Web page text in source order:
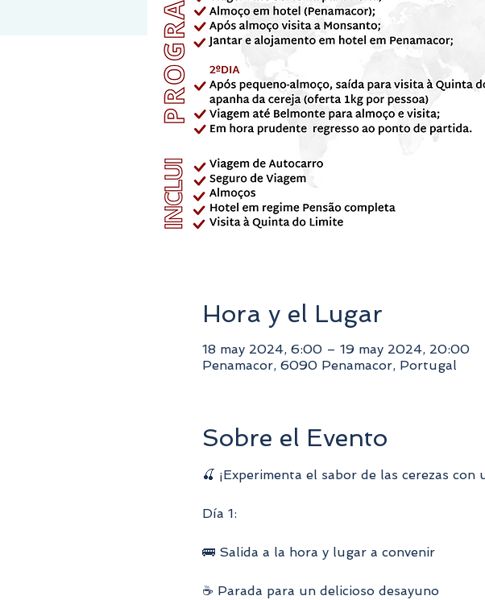
Hora y el Lugar
18 may 2024, 6:00 – 19 may 2024, 20:00
Penamacor, 6090 Penamacor, Portugal
Sobre el Evento
🍒 ¡Experimenta el sabor de las cerezas
Día 1:
🚌 Salida a la hora y lugar a convenir
☕ Parada para un delicioso desayuno